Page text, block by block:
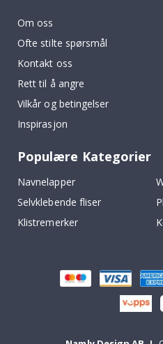
Om oss
Ofte stilte spørsmål
Kontakt oss
Rett til å angre
Vilkår og betingelser
Inspirasjon
Populære Kategorier
Navnelapper
Selvklebende fliser
Klistremerker